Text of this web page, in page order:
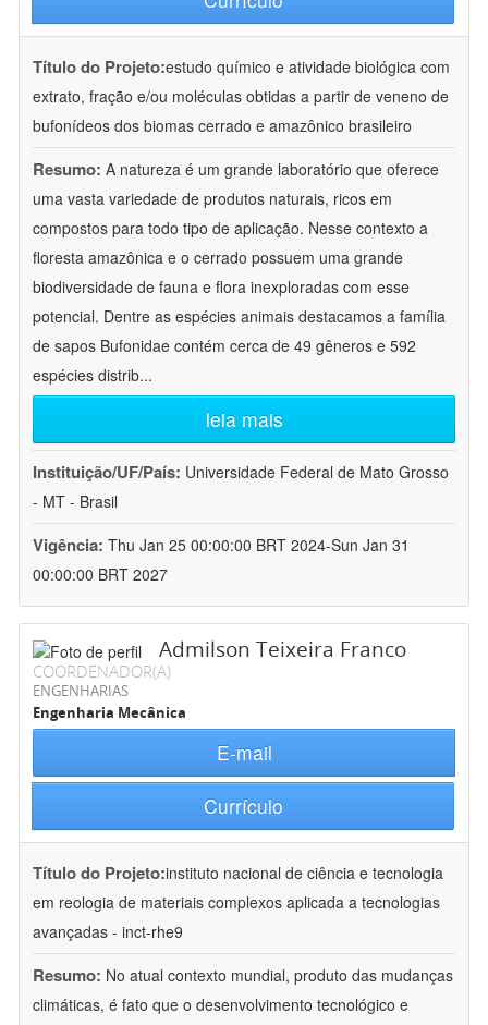
Título do Projeto:estudo químico e atividade biológica com
extrato, fração e/ou moléculas obtidas a partir de veneno de
bufonídeos dos biomas cerrado e amazônico brasileiro
Resumo: A natureza é um grande laboratório que oferece
uma vasta variedade de produtos naturais, ricos em
compostos para todo tipo de aplicação. Nesse contexto a
floresta amazônica e o cerrado possuem uma grande
biodiversidade de fauna e flora inexploradas com esse
potencial. Dentre as espécies animais destacamos a família
de sapos Bufonidae contém cerca de 49 gêneros e 592
espécies distrib...
leia mais
Instituição/UF/País: Universidade Federal de Mato Grosso
- MT - Brasil
Vigência: Thu Jan 25 00:00:00 BRT 2024-Sun Jan 31
00:00:00 BRT 2027
Admilson Teixeira Franco
COORDENADOR(A)
ENGENHARIAS
Engenharia Mecânica
E-mail
Currículo
Título do Projeto:instituto nacional de ciência e tecnologia
em reologia de materiais complexos aplicada a tecnologias
avançadas - inct-rhe9
Resumo: No atual contexto mundial, produto das mudanças
climáticas, é fato que o desenvolvimento tecnológico e